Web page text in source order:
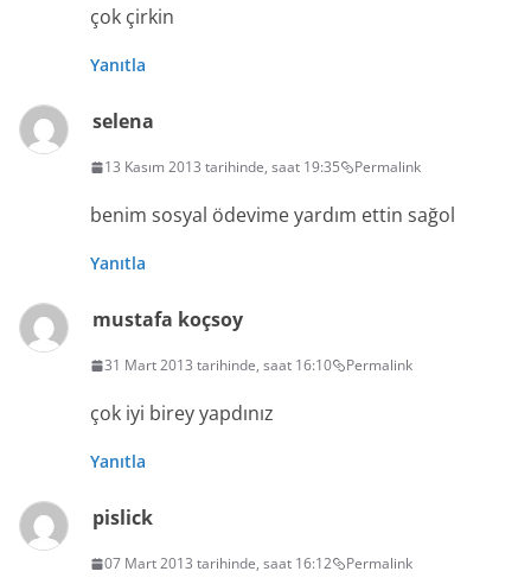
çok çirkin
Yanıtla
selena
13 Kasım 2013 tarihinde, saat 19:35 Permalink
benim sosyal ödevime yardım ettin sağol
Yanıtla
mustafa koçsoy
31 Mart 2013 tarihinde, saat 16:10 Permalink
çok iyi birey yapdınız
Yanıtla
pislick
07 Mart 2013 tarihinde, saat 16:12 Permalink